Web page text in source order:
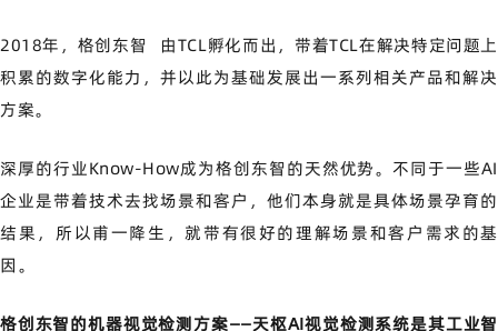
2018年， 格创东智
由TCL孵化而出，带着TCL在解决特定问题上
积累的数字化能力，并以此为基础发展出一系列相关产品和解决
方案。
深厚的行业Know-How成为格创东智的天然优势。不同于一些AI
企业是带着技术去找场景和客户，他们本身就是具体场景孕育的
结果，所以甫一降生，就带有很好的理解场景和客户需求的基
因。
格创东智的机器视觉检测方案——天枢AI视觉检测系统是其工业智